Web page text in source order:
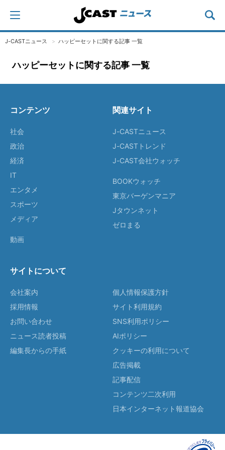
J-CASTニュース ハッピーセットに関する記事 一覧
ハッピーセットに関する記事 一覧
コンテンツ
社会
政治
経済
IT
エンタメ
スポーツ
メディア
動画
関連サイト
J-CASTニュース
J-CASTトレンド
J-CAST会社ウォッチ
BOOKウォッチ
東京バーゲンマニア
Jタウンネット
ゼロまる
サイトについて
会社案内
採用情報
お問い合わせ
ニュース読者投稿
編集長からの手紙
個人情報保護方針
サイト利用規約
SNS利用ポリシー
AIポリシー
クッキーの利用について
広告掲載
記事配信
コンテンツ二次利用
日本インターネット報道協会